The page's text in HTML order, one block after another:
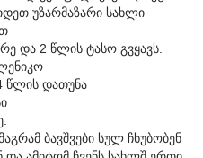
უზარმაზარი სახლი
და 2 წლის ტასო გვყავს.
წლის დათუნა
ბავშვები სულ ჩხუბობენ